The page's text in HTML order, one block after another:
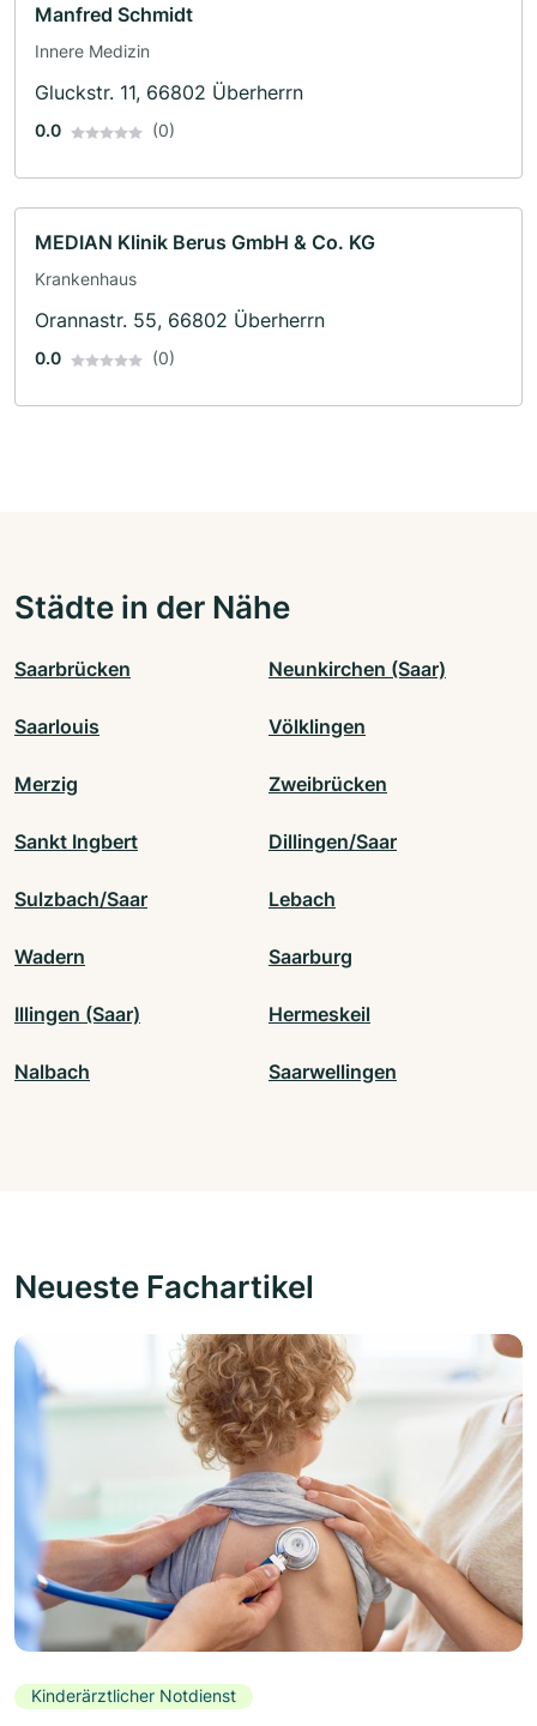
Manfred Schmidt
Innere Medizin
Gluckstr. 11, 66802 Überherrn
0.0 (0)
MEDIAN Klinik Berus GmbH & Co. KG
Krankenhaus
Orannastr. 55, 66802 Überherrn
0.0 (0)
Städte in der Nähe
Saarbrücken Neunkirchen (Saar)
Saarlouis Völklingen
Merzig Zweibrücken
Sankt Ingbert Dillingen/Saar
Sulzbach/Saar Lebach
Wadern Saarburg
Illingen (Saar) Hermeskeil
Nalbach Saarwellingen
Neueste Fachartikel
Kinderärztlicher Notdienst